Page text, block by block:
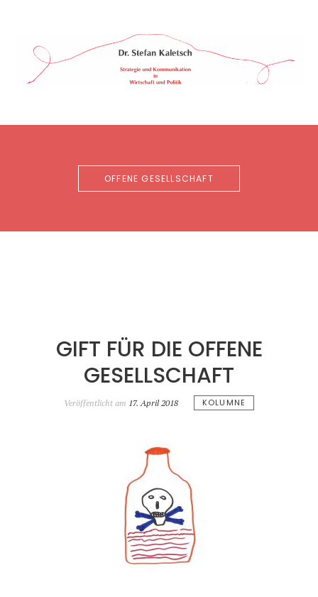
Stefan
KOMMUNIKATION
OFFENE GESELLSCHAFT
GIFT FÜR DIE OFFENE
GESELLSCHAFT
Veröffentlicht am 17. April 2018 KOLUMNE